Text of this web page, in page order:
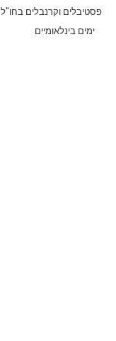
פסטיבלים וקרנבלים בחו"ל
ימים בינלאומיים